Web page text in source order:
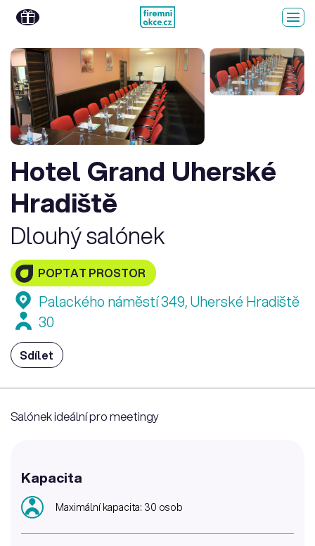
Hotel Grand Uherské
Hradiště
Dlouhý salónek
POPTAT PROSTOR
Palackého náměstí 349, Uherské Hradiště
30
Sdílet
Salónek ideální pro meetingy
Kapacita
Maximální kapacita: 30 osob